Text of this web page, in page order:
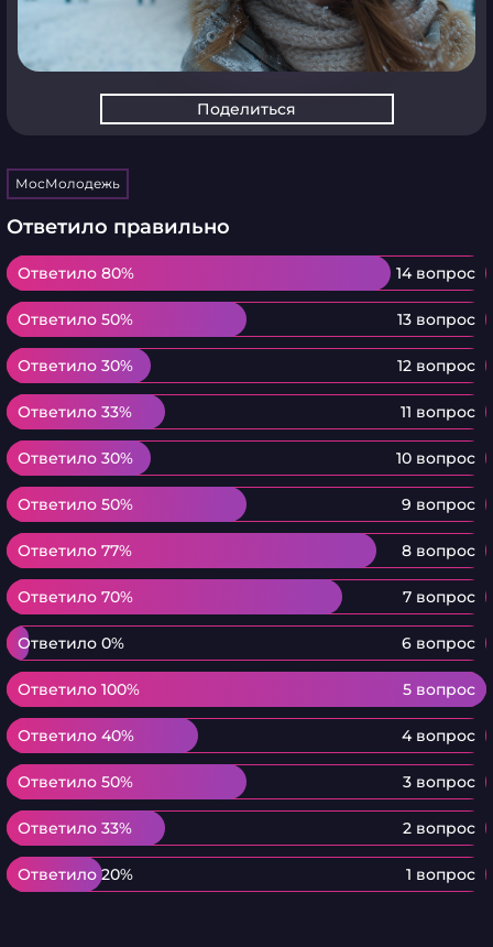
Поделиться
МосМолодежь
Ответило правильно
Ответило 80% 14 вопрос
Ответило 80%
Ответило 50% 13 вопрос
Ответило 50%
Ответило 30% 12 вопрос
Ответило 30%
Ответило 33% 11 вопрос
Ответило 33%
Ответило 30% 10 вопрос
Ответило 30%
Ответило 50% 9 вопрос
Ответило 50%
Ответило 77% 8 вопрос
Ответило 77%
Ответило 70% 7 вопрос
Ответило 70%
Ответило 0% 6 вопрос
Ответило 0%
Ответило 100% 5 вопрос
Ответило 100%
Ответило 40% 4 вопрос
Ответило 40%
Ответило 50% 3 вопрос
Ответило 50%
Ответило 33% 2 вопрос
Ответило 33%
Ответило 20% 1 вопрос
Ответило 20%